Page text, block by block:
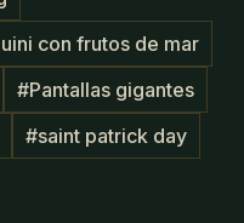
con frutos de mar
#Pantallas gigantes
#saint patrick day